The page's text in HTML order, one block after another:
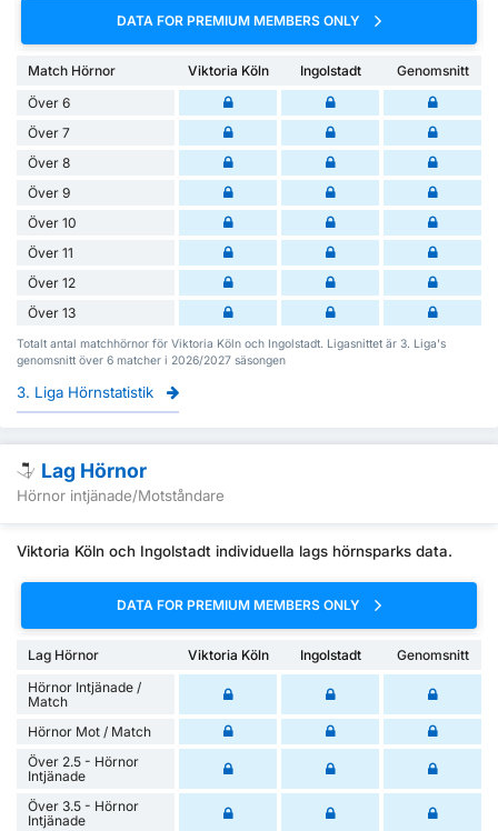
DATA FOR PREMIUM MEMBERS ONLY
Match Hörnor Viktoria Köln Ingolstadt
Genomsnitt
Över 6
Över 7
Över 8
Över 9
Över 10
Över 11
Över 12
Över 13
Totalt antal matchhörnor för Viktoria Köln och Ingolstadt. Ligasnittet är 3. Liga's
genomsnitt över 6 matcher i 2026/2027 säsongen
3. Liga Hörnstatistik
Lag Hörnor
Hörnor intjänade/Motståndare
Viktoria Köln och Ingolstadt individuella lags hörnsparks data.
DATA FOR PREMIUM MEMBERS ONLY
Lag Hörnor Viktoria Köln Ingolstadt
Genomsnitt
Hörnor Intjänade /
Match
Hörnor Mot / Match
Över 2.5 - Hörnor
Intjänade
Över 3.5 - Hörnor
Intjänade